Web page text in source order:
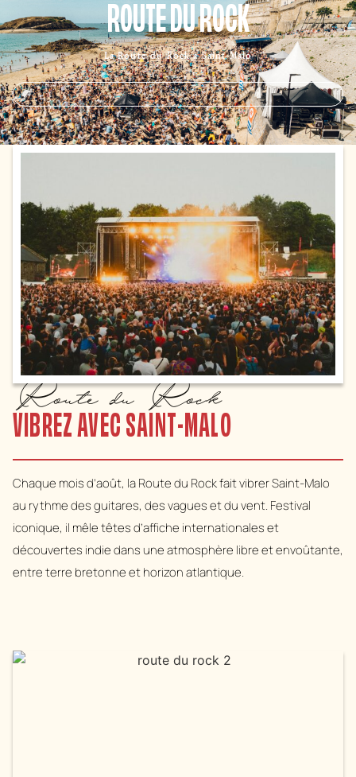
ROUTE DU ROCK
La Route du Rock à Saint-Malo
Route du Rock
VIBREZ AVEC SAINT-MALO
Chaque mois d’août, la Route du Rock fait vibrer Saint-Malo
au rythme des guitares, des vagues et du vent. Festival
iconique, il mêle têtes d’affiche internationales et
découvertes indie dans une atmosphère libre et envoûtante,
entre terre bretonne et horizon atlantique.